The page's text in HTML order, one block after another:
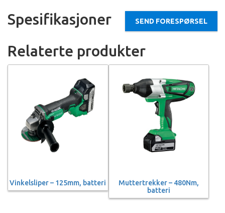
Spesifikasjoner SEND FORESPØRSEL
Relaterte produkter
Vinkelsliper – 125mm, batteri
Muttertrekker – 480Nm,
batteri